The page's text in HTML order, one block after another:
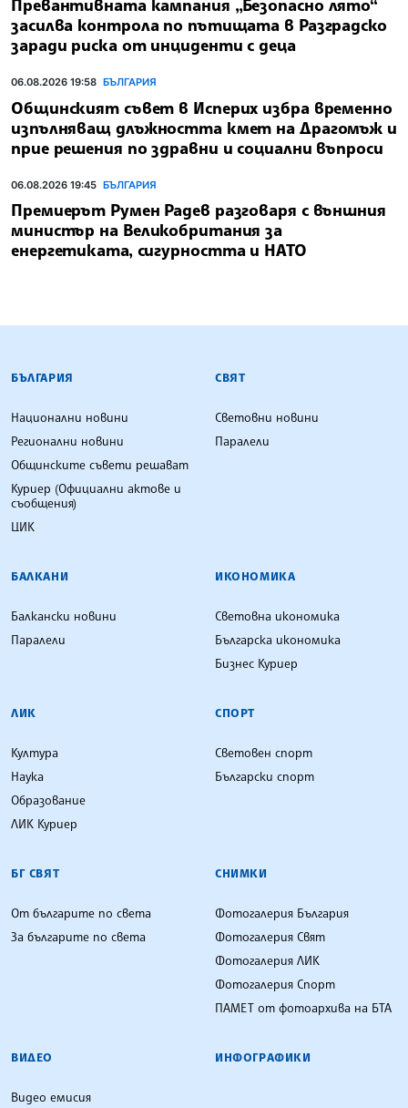
Превантивната кампания „Безопасно лято“
засилва контрола по пътищата в Разградско
заради риска от инциденти с деца
06.08.2026 19:58 БЪЛГАРИЯ
Общинският съвет в Исперих избра временно
изпълняващ длъжността кмет на Драгомъж и
прие решения по здравни и социални въпроси
06.08.2026 19:45 БЪЛГАРИЯ
Премиерът Румен Радев разговаря с външния
министър на Великобритания за
енергетиката, сигурността и НАТО
БЪЛГАРСКА ТЕЛЕГРАФНА АГЕНЦИЯ
БЪЛГАРИЯ
Национални новини
Регионални новини
Общинските съвети решават
Куриер (Официални актове и
съобщения)
ЦИК
СВЯТ
Световни новини
Паралели
БАЛКАНИ
Балкански новини
Паралели
ИКОНОМИКА
Световна икономика
Българска икономика
Бизнес Куриер
ЛИК
Култура
Наука
Образование
ЛИК Куриер
СПОРТ
Световен спорт
Български спорт
БГ СВЯТ
От българите по света
За българите по света
СНИМКИ
Фотогалерия България
Фотогалерия Свят
Фотогалерия ЛИК
Фотогалерия Спорт
ПАМЕТ от фотоархива на БТА
ВИДЕО
Видео емисия
ИНФОГРАФИКИ